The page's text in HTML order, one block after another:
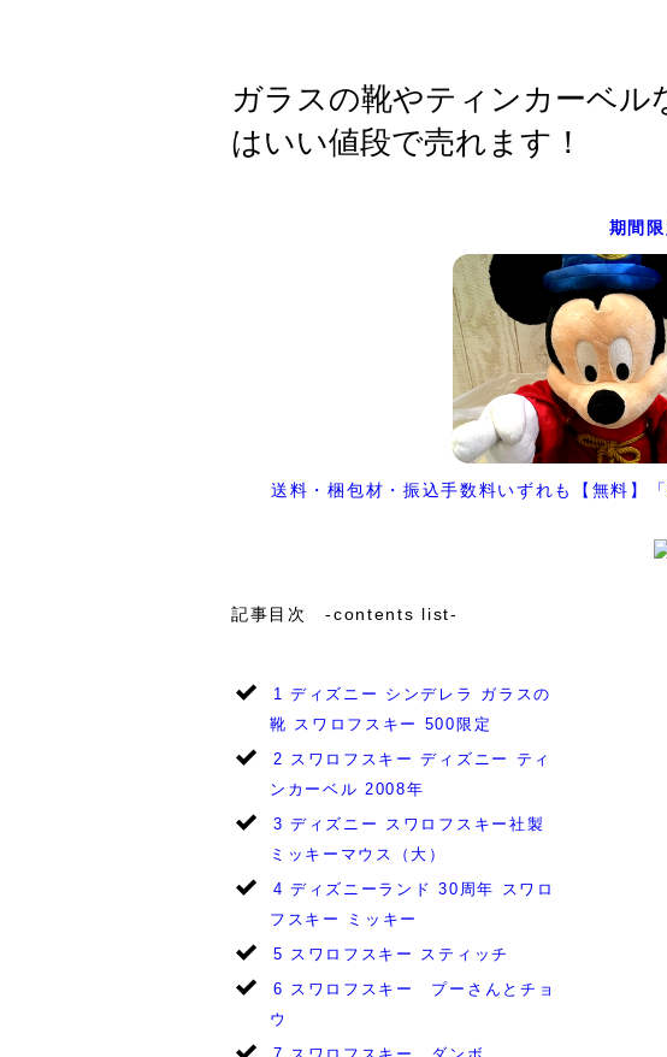
ガラスの靴やティンカーベル
はいい値段で売れます！
期間
送料・梱包材・振込手数料いずれも【無料】
記事目次 -contents list-
1 ディズニー シンデレラ ガラスの
靴 スワロフスキー 500限定
2 スワロフスキー ディズニー ティ
ンカーベル 2008年
3 ディズニー スワロフスキー社製
ミッキーマウス（大）
4 ディズニーランド 30周年 スワロ
フスキー ミッキー
5 スワロフスキー スティッチ
6 スワロフスキー プーさんとチョ
ウ